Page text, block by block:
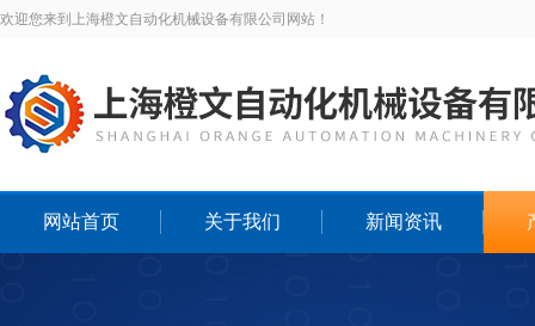
欢迎您来到上海橙文自动化机械设备有限公司网站！
网站首页 关于我们 新闻资讯